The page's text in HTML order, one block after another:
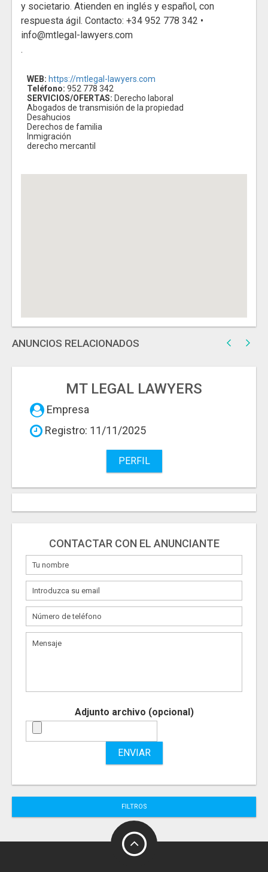
y societario. Atienden en inglés y español, con
respuesta ágil. Contacto: +34 952 778 342 •
info@mtlegal-lawyers.com
.
WEB: https://mtlegal-lawyers.com
Teléfono: 952 778 342
SERVICIOS/OFERTAS: Derecho laboral
Abogados de transmisión de la propiedad
Desahucios
Derechos de familia
Inmigración
derecho mercantil
ANUNCIOS RELACIONADOS
MT LEGAL LAWYERS
Empresa
Registro: 11/11/2025
PERFIL
CONTACTAR CON EL ANUNCIANTE
Adjunto archivo (opcional)
ENVIAR
FILTROS